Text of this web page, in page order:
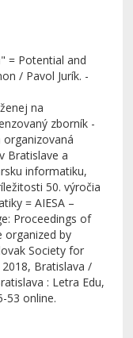
= Potential and
/ Pavol Jurík. -
na
zborník -
organizovaná
Bratislave a
informatiku,
50. výročia
= AIESA –
Proceedings of
organized by
Society for
Bratislava /
: Letra Edu,
53 online.